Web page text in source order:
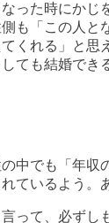
った時にかじ
も「この人と
くれる」と思
ても結婚でき
中でも「年収
ているよう。
って、必ずし